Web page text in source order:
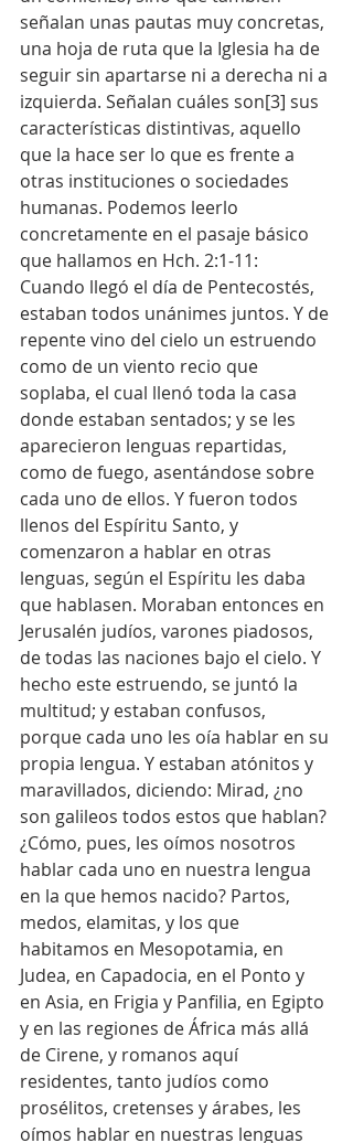
señalan unas pautas muy concretas,
una hoja de ruta que la Iglesia ha de
seguir sin apartarse ni a derecha ni a
izquierda. Señalan cuáles son[3] sus
características distintivas, aquello
que la hace ser lo que es frente a
otras instituciones o sociedades
humanas. Podemos leerlo
concretamente en el pasaje básico
que hallamos en Hch. 2:1-11:
Cuando llegó el día de Pentecostés,
estaban todos unánimes juntos. Y de
repente vino del cielo un estruendo
como de un viento recio que
soplaba, el cual llenó toda la casa
donde estaban sentados; y se les
aparecieron lenguas repartidas,
como de fuego, asentándose sobre
cada uno de ellos. Y fueron todos
llenos del Espíritu Santo, y
comenzaron a hablar en otras
lenguas, según el Espíritu les daba
que hablasen. Moraban entonces en
Jerusalén judíos, varones piadosos,
de todas las naciones bajo el cielo. Y
hecho este estruendo, se juntó la
multitud; y estaban confusos,
porque cada uno les oía hablar en su
propia lengua. Y estaban atónitos y
maravillados, diciendo: Mirad, ¿no
son galileos todos estos que hablan?
¿Cómo, pues, les oímos nosotros
hablar cada uno en nuestra lengua
en la que hemos nacido? Partos,
medos, elamitas, y los que
habitamos en Mesopotamia, en
Judea, en Capadocia, en el Ponto y
en Asia, en Frigia y Panfilia, en Egipto
y en las regiones de África más allá
de Cirene, y romanos aquí
residentes, tanto judíos como
prosélitos, cretenses y árabes, les
oímos hablar en nuestras lenguas